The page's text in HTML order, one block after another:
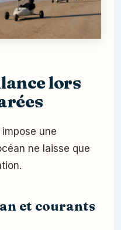
lors
une
ne laisse que
et courants